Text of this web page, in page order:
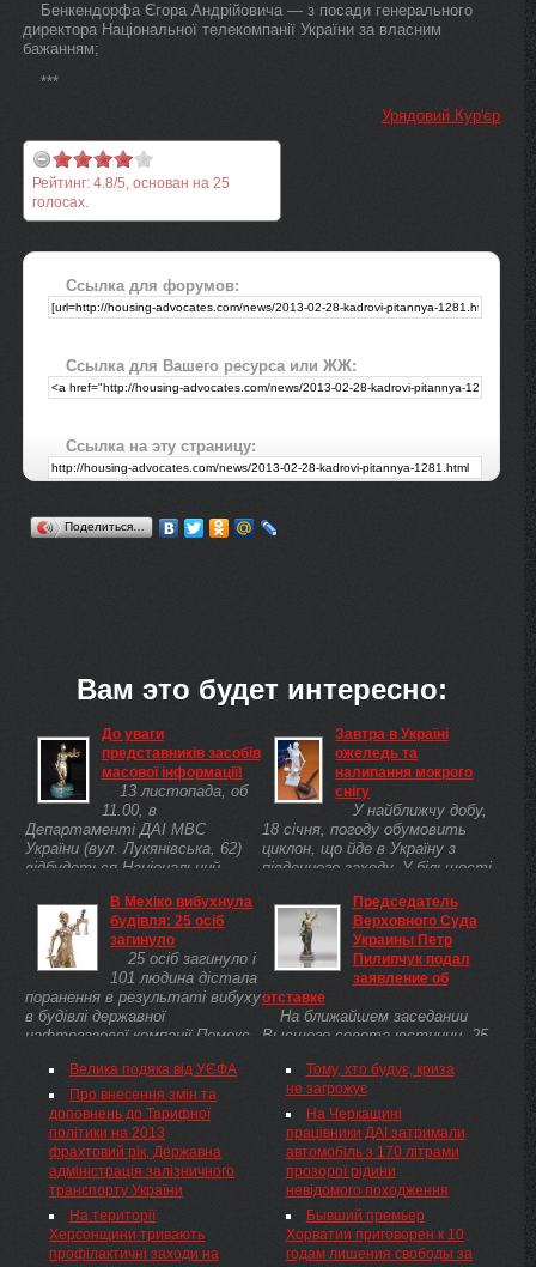
Бенкендорфа Єгора Андрійовича — з посади генерального
директора Національної телекомпанії України за власним
бажанням;
***
Урядовий Кур'єр
Рейтинг: 4.8/5, основан на 25
голосах.
Ссылка для форумов:
Ссылка для Вашего ресурса или ЖЖ:
Ссылка на эту страницу:
Поделиться…
Вам это будет интересно:
До уваги
представників засобів
масової інформації!
13 листопада, об
11.00, в
Департаменті ДАІ МВС
України (вул. Лукянівська, 62)
відбудеться Національний
дорожнього руху в рамках
спільного проекту Безпечні
села Європейського ...
В Мехіко вибухнула
будівля: 25 осіб
загинуло
25 осіб загинуло і
101 людина дістала
поранення в результаті вибуху
в будівлі державної
нафтогазової компанії Пемекс
Велика подяка від УЄФА
Про внесення змін та
доповнень до Тарифної
політики на 2013
фрахтовий рік, Державна
адміністрація залізничного
транспорту України
На території
Херсонщини тривають
профілактичні заходи на
Завтра в Україні
ожеледь та
налипання мокрого
снігу
У найближчу добу,
18 січня, погоду обумовить
циклон, що йде в Україну з
південного заходу. У більшості
у Карпатах сильні опади;
ожеледь, налипання мокрого
снігу, ...
Председатель
Верховного Суда
Украины Петр
Пилипчук подал
заявление об
отставке
На ближайшем заседании
Высшего совета юстиции, 25
рассмотрено заявление
председателя Верховного Суда
Украины Петра Пилипчука об
увольнении в отставку с
должности судьи в ...
Тому, хто будує, криза
не загрожує
На Черкащині
працівники ДАІ затримали
автомобіль з 170 літрами
прозорої рідини
невідомого походження
Бывший премьер
Хорватии приговорен к 10
годам лишения свободы за